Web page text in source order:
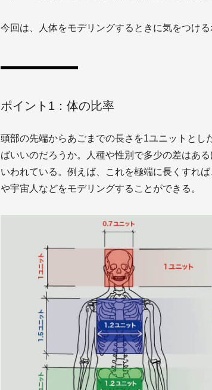
今回は、人体をモデリングするときに気をつける
ポイント1：体の比率
頭部の先端からあごまでの長さを1ユニットとし
ばいいのだろうか。人種や性別で多少の差はあ
いわれている。例えば、これを極端に長くすれ
や宇宙人などをモデリングすることができる。